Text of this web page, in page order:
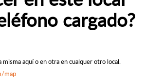
cargado?
aquí o en otra en cualquer otro local.
map